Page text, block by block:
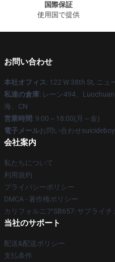
国際保証
使用国で提供
お問い合わせ
本社オフィス: 122 W 38th St, ニュ
私達の倉庫: レーン494、
海、CN
営業時間: 9:00～18:00(月～金)
電子メールお問い合わせ
会社案内
私たちについて
利用規約
プライバシーポリシー
DMCA - 著作権ポリシー
カリフォルニアSB657: サプライ
当社のサポート
配送&配送ポリシー
支払条件